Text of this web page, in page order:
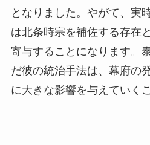
となりました。やがて、実
は北条時宗を補佐する存在
寄与することになります。
だ彼の統治手法は、幕府の
に大きな影響を与えていく